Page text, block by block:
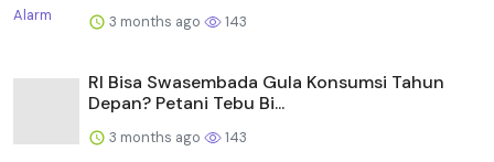
3 months ago 143
RI Bisa Swasembada Gula Konsumsi Tahun
Depan? Petani Tebu Bi...
3 months ago 143